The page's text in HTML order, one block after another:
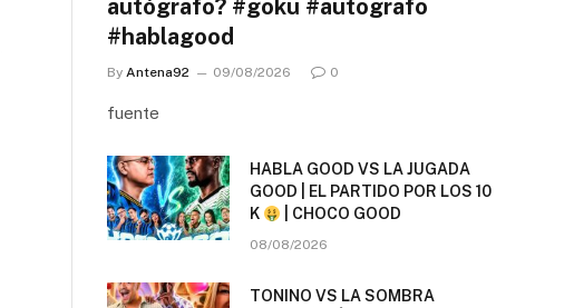
autógrafo? #goku #autografo
#hablagood
By Antena92 09/08/2026 0
fuente
HABLA GOOD VS LA JUGADA
GOOD | EL PARTIDO POR LOS 10
K
| CHOCO GOOD
08/08/2026
TONINO VS LA SOMBRA